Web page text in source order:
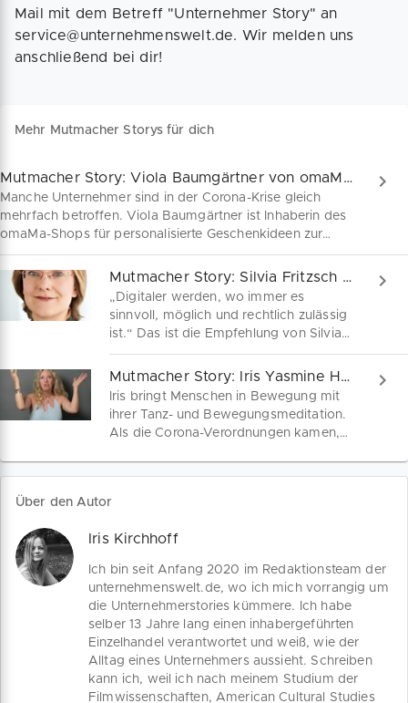
Mail mit dem Betreff "Unternehmer Story" an
service@unternehmenswelt.de. Wir melden uns
anschließend bei dir!
Mehr Mutmacher Storys für dich
Mutmacher Story: Viola Baumgärtner von omaMa-Shop
Manche Unternehmer sind in der Corona-Krise gleich
mehrfach betroffen. Viola Baumgärtner ist Inhaberin des
omaMa-Shops für personalisierte Geschenkideen zur
Taufe, Geburt und Hochzeit. Anfang 2020 nach dem
Freitod ihres Vaters übernahm sie zudem den
Familienbetrieb enzer fotografie fotoni. Trotz aller
Schwierigkeiten sagt Viola: „Aufgeben ist keine Option.“
Mutmacher Story: Silvia Fritzsch von Familie und ich
„Digitaler werden, wo immer es
sinnvoll, möglich und rechtlich zulässig
ist.“ Das ist die Empfehlung von Silvia
Fritzsch von "Familie und ich". Wie es
der Heilpraktikerin für Psychotherapie in
der Krise geht, erzählt sie uns im
Gespräch.
Mutmacher Story: Iris Yasmine Harms
Iris bringt Menschen in Bewegung mit
ihrer Tanz- und Bewegungsmeditation.
Als die Corona-Verordnungen kamen,
Über den Autor
Iris Kirchhoff
Ich bin seit Anfang 2020 im Redaktionsteam der
unternehmenswelt.de, wo ich mich vorrangig um
die Unternehmerstories kümmere. Ich habe
selber 13 Jahre lang einen inhabergeführten
Einzelhandel verantwortet und weiß, wie der
Alltag eines Unternehmers aussieht. Schreiben
kann ich, weil ich nach meinem Studium der
Filmwissenschaften, American Cultural Studies